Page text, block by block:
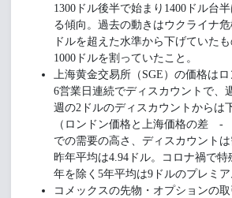
1300ドル後半で始まり1400ドル台
る傾向。過去の動きはウクライナ
ドルを超えた水準から下げていた
1000ドルを割っていたこと。
上海黄金交易所（SGE）の価格は
6営業日連続でディスカウントで、
週の2ドルのディスカウントからは
（ロンドン価格と上海価格の差 -
での需要の高さ、ディスカウントは
昨年平均は4.94ドル。コロナ禍で特
年を除く5年平均は9ドルのプレミア
コメックスの先物・オプションの